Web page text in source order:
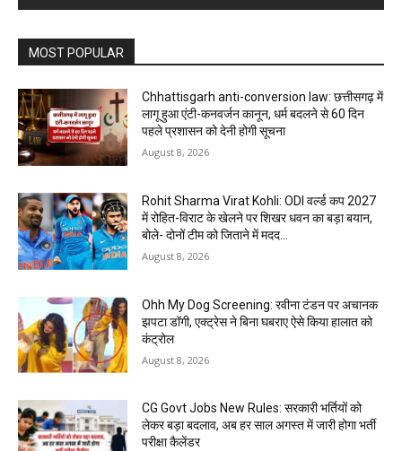
MOST POPULAR
Chhattisgarh anti-conversion law: छत्तीसगढ़ में
लागू हुआ एंटी-कनवर्जन कानून, धर्म बदलने से 60 दिन
पहले प्रशासन को देनी होगी सूचना
August 8, 2026
Rohit Sharma Virat Kohli: ODI वर्ल्ड कप 2027
में रोहित-विराट के खेलने पर शिखर धवन का बड़ा बयान,
बोले- दोनों टीम को जिताने में मदद...
August 8, 2026
Ohh My Dog Screening: रवीना टंडन पर अचानक
झपटा डॉगी, एक्ट्रेस ने बिना घबराए ऐसे किया हालात को
कंट्रोल
August 8, 2026
CG Govt Jobs New Rules: सरकारी भर्तियों को
लेकर बड़ा बदलाव, अब हर साल अगस्त में जारी होगा भर्ती
परीक्षा कैलेंडर